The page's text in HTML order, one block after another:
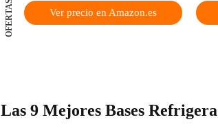
OFERTAS Ver precio en Amazon.es
Las 9 Mejores Bases